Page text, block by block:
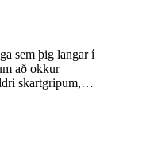
sem þig langar í
að okkur
skartgripum,